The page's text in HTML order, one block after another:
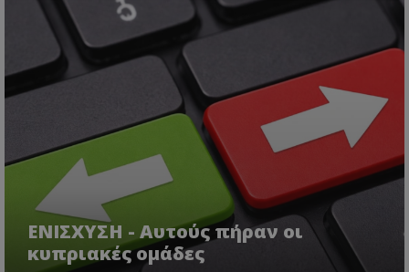
ΕΝΙΣΧΥΣΗ - Αυτούς πήραν οι
κυπριακές ομάδες